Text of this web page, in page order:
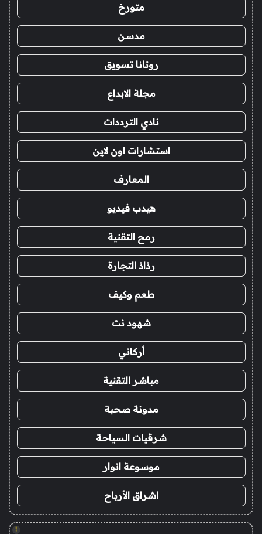
متورخ
مدسن
روتانا تسويق
مجلة الابداع
نادي الترددات
استشارات اون لاين
المعارف
هيدب فيديو
رمح التقنية
رذاذ التجارة
طعم وكيف
شهود نت
أركاني
مباشر التقنية
مدونة صحبة
شرقيات السياحة
موسوعة انوار
اشراق الأرباح
!